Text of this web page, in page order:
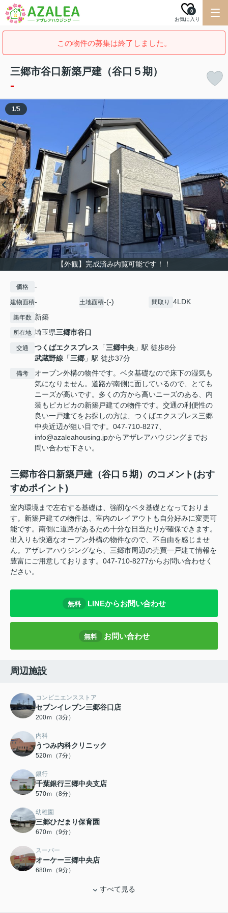
お気に入り
0
この物件の募集は終了しました。
三郷市谷口新築戸建（谷口５期）
-
【外観】完成済み内覧可能です！！
1/5
価格 -
建物面積- 土地面積-(-) 間取り 4LDK
築年数 新築
所在地 埼玉県三郷市谷口
交通 つくばエクスプレス 「三郷中央 」駅 徒歩8分
武蔵野線 「三郷 」駅 徒歩37分
備考
オープン外構の物件です。ベタ基礎なので床下の湿気も
気になりません。道路が南側に面しているので、とても
ニーズが高いです。多くの方から高いニーズのある、内
装もピカピカの新築戸建ての物件です。交通の利便性の
良い一戸建てをお探しの方は、つくばエクスプレス三郷
中央近辺が狙い目です。047-710-8277、
info@azaleahousing.jpからアザレアハウジングまでお
問い合わせ下さい。
三郷市谷口新築戸建（谷口５期）のコメント(おす
すめポイント)
室内環境まで左右する基礎は、強靭なベタ基礎となっておりま
す。新築戸建ての物件は、室内のレイアウトも自分好みに変更可
能です。南側に道路があるため十分な日当たりが確保できます。
出入りも快適なオープン外構の物件なので、不自由を感じませ
ん。アザレアハウジングなら、三郷市周辺の売買一戸建て情報を
豊富にご用意しております。047-710-8277からお問い合わせく
ださい。
無料 LINEからお問い合わせ
無料 お問い合わせ
周辺施設
コンビニエンスストア
セブンイレブン三郷谷口店
200ｍ（3分）
内科
うつみ内科クリニック
520ｍ（7分）
銀行
千葉銀行三郷中央支店
570ｍ（8分）
幼稚園
三郷ひだまり保育園
670ｍ（9分）
スーパー
オーケー三郷中央店
680ｍ（9分）
すべて見る